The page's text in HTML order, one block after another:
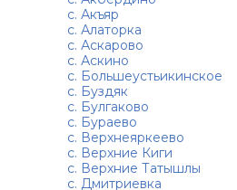
с. Акъяр
с. Алаторка
с. Аскарово
с. Аскино
с. Большеустьикинское
с. Буздяк
с. Булгаково
с. Бураево
с. Верхнеяркеево
с. Верхние Киги
с. Верхние Татышлы
с. Дмитриевка